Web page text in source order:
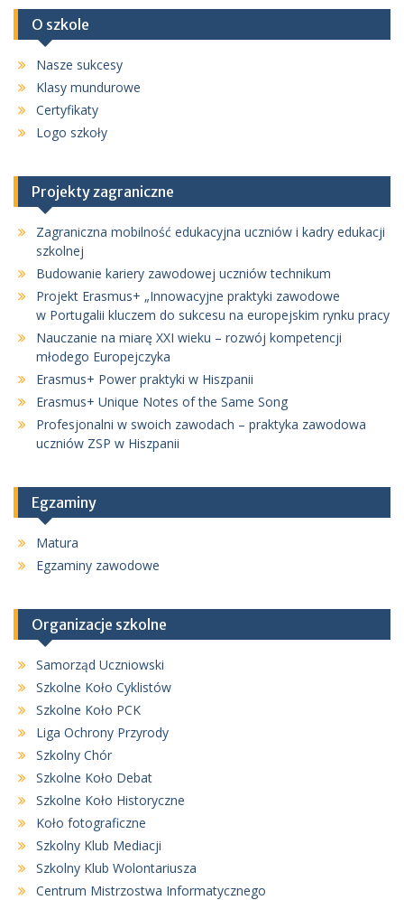
O szkole
Nasze sukcesy
Klasy mundurowe
Certyfikaty
Logo szkoły
Projekty zagraniczne
Zagraniczna mobilność edukacyjna uczniów i kadry edukacji
szkolnej
Budowanie kariery zawodowej uczniów technikum
Projekt Erasmus+ „Innowacyjne praktyki zawodowe
w Portugalii kluczem do sukcesu na europejskim rynku pracy
Nauczanie na miarę XXI wieku – rozwój kompetencji
młodego Europejczyka
Erasmus+ Power praktyki w Hiszpanii
Erasmus+ Unique Notes of the Same Song
Profesjonalni w swoich zawodach – praktyka zawodowa
uczniów ZSP w Hiszpanii
Egzaminy
Matura
Egzaminy zawodowe
Organizacje szkolne
Samorząd Uczniowski
Szkolne Koło Cyklistów
Szkolne Koło PCK
Liga Ochrony Przyrody
Szkolny Chór
Szkolne Koło Debat
Szkolne Koło Historyczne
Koło fotograficzne
Szkolny Klub Mediacji
Szkolny Klub Wolontariusza
Centrum Mistrzostwa Informatycznego